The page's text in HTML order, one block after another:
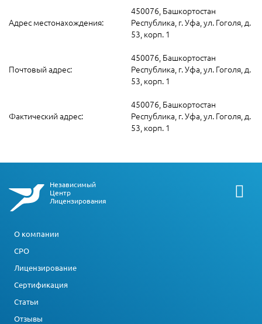
Адрес местонахождения:
450076, Башкортостан
Республика, г. Уфа, ул. Гоголя, д.
53, корп. 1
Почтовый адрес:
450076, Башкортостан
Республика, г. Уфа, ул. Гоголя, д.
53, корп. 1
Фактический адрес:
450076, Башкортостан
Республика, г. Уфа, ул. Гоголя, д.
53, корп. 1
Независимый
Центр
Лицензирования
О компании
СРО
Лицензирование
Сертификация
Статьи
Отзывы